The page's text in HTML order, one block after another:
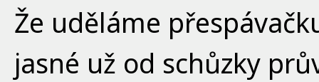
Že uděláme
jasné už od schůzky